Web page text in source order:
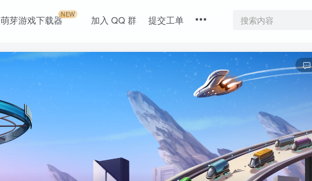
萌芽游戏下载器NEW 加入 QQ 群 提交工单